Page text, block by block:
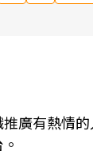
廣有熱情